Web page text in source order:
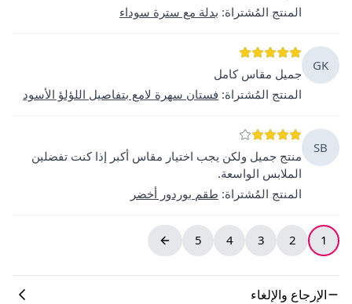
المنتج المُشتراة: بدلة مع سترة سوداء
GK
جميل مقاس كامل
المنتج المُشتراة: فستان سهرة لامع بتفاصيل اللؤلؤ الأسود
SB
منتج جميل ولكن يجب اختيار مقاس أكبر إذا كنت تفضلين
الملابس الواسعة.
المنتج المُشتراة: طقم بوردور أخضر
1
2
3
4
5
الإرجاع والإلغاء